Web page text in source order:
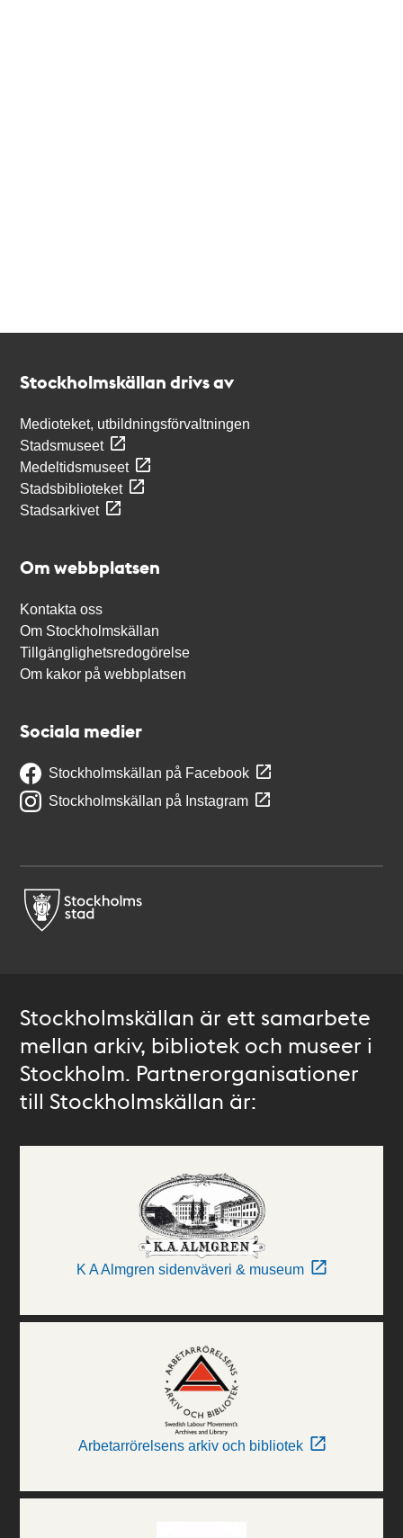
Stockholmskällan drivs av
Medioteket, utbildningsförvaltningen
Stadsmuseet
Medeltidsmuseet
Stadsbiblioteket
Stadsarkivet
Om webbplatsen
Kontakta oss
Om Stockholmskällan
Tillgänglighetsredogörelse
Om kakor på webbplatsen
Sociala medier
Stockholmskällan på Facebook
Stockholmskällan på Instagram
Stockholmskällan är ett samarbete
mellan arkiv, bibliotek och museer i
Stockholm. Partnerorganisationer
till Stockholmskällan är:
K A Almgren sidenväveri & museum
Arbetarrörelsens arkiv och bibliotek